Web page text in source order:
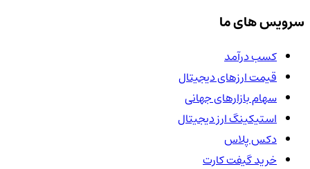
سرویس های ما
کسب درآمد
قیمت ارزهای دیجیتال
سهام بازارهای جهانی
استیکینگ ارز دیجیتال
دکس پلاس
خرید گیفت کارت